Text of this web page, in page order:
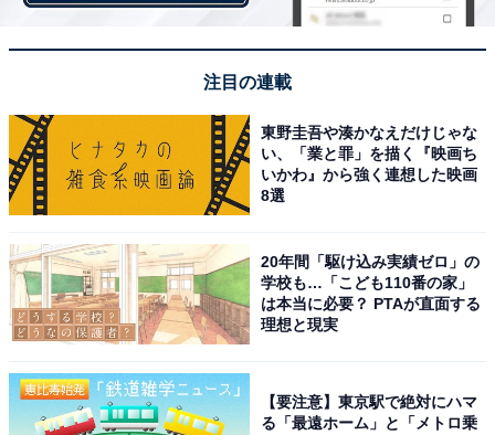
注目の連載
東野圭吾や湊かなえだけじゃな
い、「業と罪」を描く『映画ち
いかわ』から強く連想した映画
8選
20年間「駆け込み実績ゼロ」の
学校も…「こども110番の家」
は本当に必要？ PTAが直面する
理想と現実
【要注意】東京駅で絶対にハマ
る「最遠ホーム」と「メトロ乗